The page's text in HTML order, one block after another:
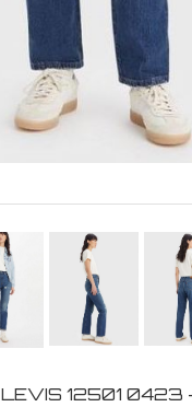
12501 0423